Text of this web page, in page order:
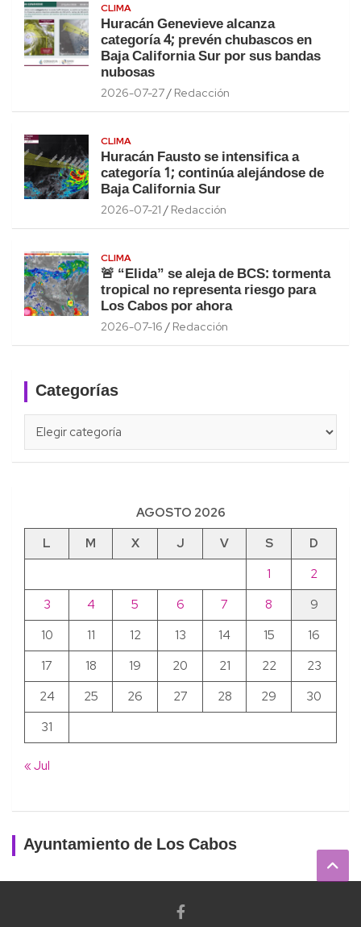
CLIMA
Huracán Genevieve alcanza
categoría 4; prevén chubascos en
Baja California Sur por sus bandas
nubosas
2026-07-27 Redacción
CLIMA
Huracán Fausto se intensifica a
categoría 1; continúa alejándose de
Baja California Sur
2026-07-21 Redacción
CLIMA
🚨 “Elida” se aleja de BCS: tormenta
tropical no representa riesgo para
Los Cabos por ahora
2026-07-16 Redacción
Categorías
AGOSTO 2026
L
M X J V S
D
1
2
3
4 5 6 7 8
9
10
11 12 13 14 15
16
17
18 19 20 21 22
23
24
25 26 27 28 29
30
31
« Jul
Ayuntamiento de Los Cabos